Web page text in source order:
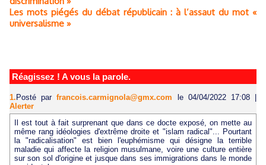
Les mots piégés du débat républicain : à l’assaut du mot «
universalisme »
Réagissez ! A vous la parole.
1. Posté parfrancois.carmignola@gmx.com le 04/04/2022 17:08
Alerter
Il est tout à fait surprenant que dans ce docte exposé, on mette au
même rang idéologies d'extrême droite et "islam radical"... Pourtant
la "radicalisation" est bien l'euphémisme qui désigne la terrible
maladie qui affecte la religion musulmane, voire une culture entière
sur son sol d'origine et jusque dans ses immigrations dans le monde